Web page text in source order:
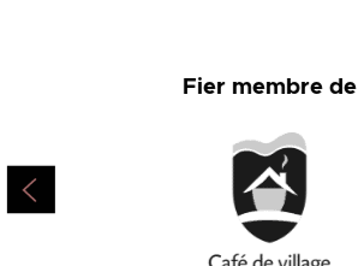
Fier membre de